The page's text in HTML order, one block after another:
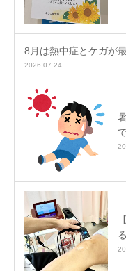
8月は熱中症とケガが
2026.07.24